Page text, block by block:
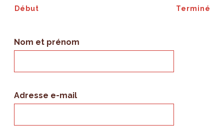
Début Terminé
Nom et prénom
Adresse e-mail